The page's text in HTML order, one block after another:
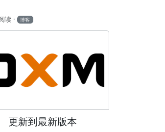
3write-kubeconfig-
10.10.10.150 6 -
status rke2-server 1ln -
kubectl
'export
读 博客
更新到最新版本